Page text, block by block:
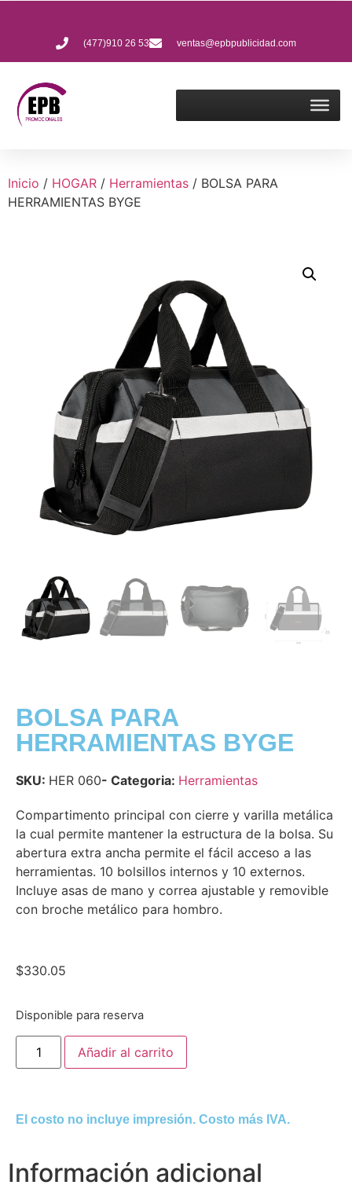
(477)910 26 53 ventas@epbpublicidad.com
Inicio / HOGAR / Herramientas / BOLSA PARA
HERRAMIENTAS BYGE
BOLSA PARA
HERRAMIENTAS BYGE
SKU: HER 060- Categoria: Herramientas
Compartimento principal con cierre y varilla metálica
la cual permite mantener la estructura de la bolsa. Su
abertura extra ancha permite el fácil acceso a las
herramientas. 10 bolsillos internos y 10 externos.
Incluye asas de mano y correa ajustable y removible
con broche metálico para hombro.
$330.05
Disponible para reserva
Añadir al carrito
El costo no incluye impresión. Costo más IVA.
Información adicional